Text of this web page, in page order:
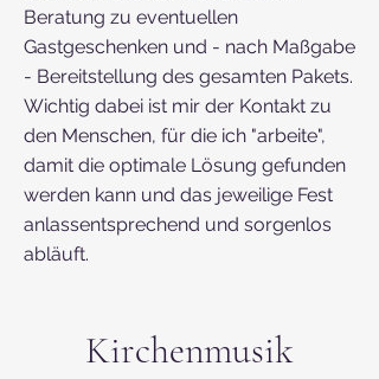
Beratung zu eventuellen
Gastgeschenken und - nach Maßgabe
- Bereitstellung des gesamten Pakets.
Wichtig dabei ist mir der Kontakt zu
den Menschen, für die ich "arbeite",
damit die optimale Lösung gefunden
werden kann und das jeweilige Fest
anlassentsprechend und sorgenlos
abläuft.
Kirchenmusik